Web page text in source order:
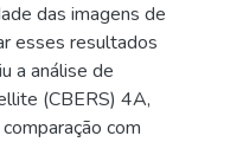
das imagens de
esses resultados
a análise de
(CBERS) 4A,
com